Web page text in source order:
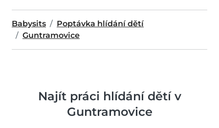
Babysits
Poptávka hlídání dětí
Guntramovice
Najít práci hlídání dětí v
Guntramovice